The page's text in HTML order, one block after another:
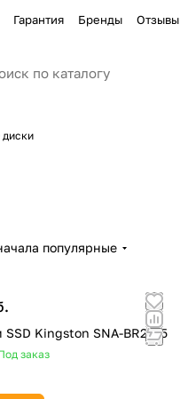
Гарантия Бренды Отзывы
диски
популярные
SSD Kingston SNA-BR2/35
заказ